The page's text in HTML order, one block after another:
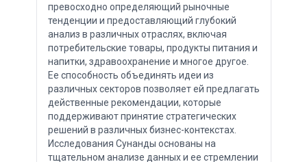
превосходно определяющий рыночные
тенденции и предоставляющий глубокий
анализ в различных отраслях, включая
потребительские товары, продукты питания и
напитки, здравоохранение и многое другое.
Ее способность объединять идеи из
различных секторов позволяет ей предлагать
действенные рекомендации, которые
поддерживают принятие стратегических
решений в различных бизнес-контекстах.
Исследования Сунанды основаны на
тщательном анализе данных и ее стремлении